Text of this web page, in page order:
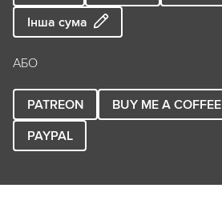
Інша сума
АБО
PATREON BUY ME A COFFEE
PAYPAL